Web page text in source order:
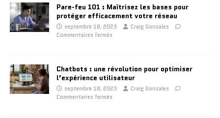
Pare-feu 101 : Maîtrisez les bases pour
protéger efficacement votre réseau
septembre 18, 2023
Craig Gonzales
Commentaires fermés
Chatbots : une révolution pour optimiser
l’expérience utilisateur
septembre 18, 2023
Craig Gonzales
Commentaires fermés